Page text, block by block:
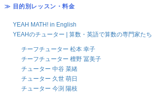
≫ 目的別レッスン・料金
YEAH MATH! in English
YEAHのチューター | 算数・英語で算数の専門家たち
チーフチューター 松本 幸子
チーフチューター 檀野 冨美子
チューター 中谷 菜緒
チューター 久世 萌日
チューター 今渕 陽枝